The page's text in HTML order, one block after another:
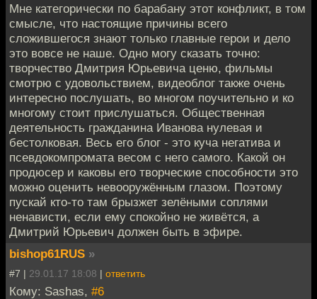
Мне категорически по барабану этот конфликт, в том
смысле, что настоящие причины всего
сложившегося знают только главные герои и дело
это вовсе не наше. Одно могу сказать точно:
творчество Дмитрия Юрьевича ценю, фильмы
смотрю с удовольствием, видеоблог также очень
интересно послушать, во многом поучительно и ко
многому стоит прислушаться. Общественная
деятельность гражданина Иванова нулевая и
бестолковая. Весь его блог - это куча негатива и
псевдокомпромата весом с него самого. Какой он
продюсер и каковы его творческие способности это
можно оценить невооружённым глазом. Поэтому
пускай кто-то там брызжет зелёными соплями
ненависти, если ему спокойно не живётся, а
Дмитрий Юрьевич должен быть в эфире.
bishop61RUS »
#7 | 29.01.17 18:08 | ответить
Кому: Sashas, #6